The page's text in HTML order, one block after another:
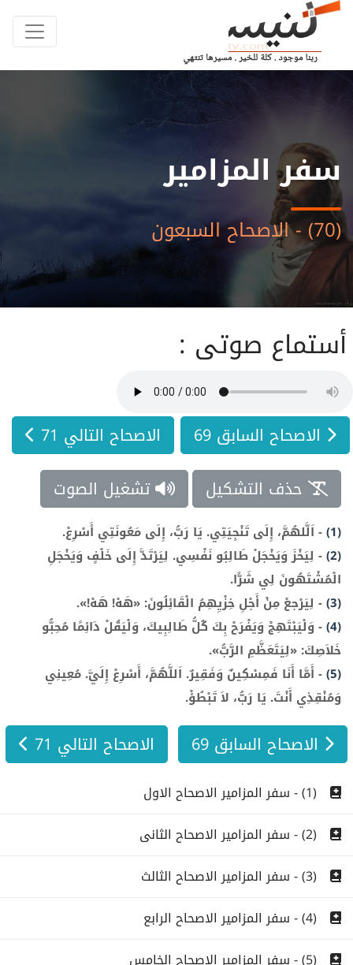
سفر المزامير
(70) - الاصحاح السبعون
أستماع صوتى :
الاصحاح السابق 69
الاصحاح التالي 71
حذف التشكيل
تشغيل الصوت
(1)
-اَلَّلهُمَّ، إِلَى تَنْجِيَتِي. يَا رَبُّ، إِلَى مَعُونَتِي أَسْرِعْ.
(2)
- لِيَخْزَ وَيَخْجَلْ طَالِبُو نَفْسِي. لِيَرْتَدَّ إِلَى خَلْفٍ وَيَخْجَلِ
الْمُشْتَهُونَ لِي شَرًّا.
(3)
- لِيَرْجعْ مِنْ أَجْلِ خِزْيِهِمُ الْقَائِلُونَ: «هَهْ! هَهْ!».
(4)
- وَلْيَبْتَهِجْ وَيَفْرَحْ بِكَ كُلُّ طَالِبِيكَ، وَلْيَقُلْ دَائِمًا مُحِبُّو
خَلاَصِكَ: «لِيَتَعَظَّمِ الرَّبُّ».
(5)
- أَمَّا أَنَا فَمِسْكِينٌ وَفَقِيرٌ. اَللَّهُمَّ، أَسْرِعْ إِلَيَّ. مُعِينِي
وَمُنْقِذِي أَنْتَ. يَا رَبُّ، لاَ تَبْطُؤْ.
الاصحاح السابق 69 الاصحاح التالي 71
(1) - سفر المزامير الاصحاح الاول
(2) - سفر المزامير الاصحاح الثانى
(3) - سفر المزامير الاصحاح الثالث
(4) - سفر المزامير الاصحاح الرابع
(5) - سفر المزامير الاصحاح الخامس